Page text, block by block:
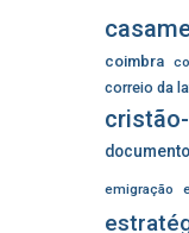
coimbra
correio da
emigração